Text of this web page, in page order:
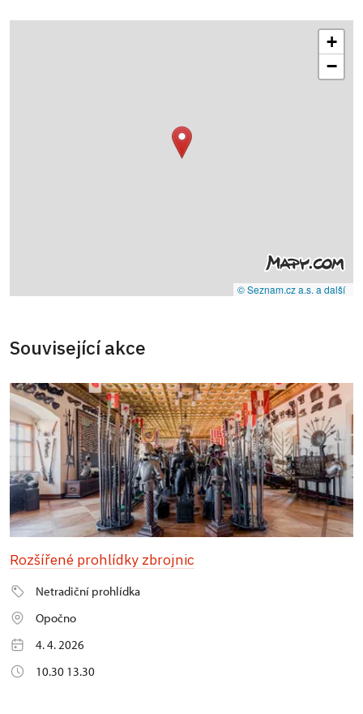
+
−
© Seznam.cz a.s. a další
Související akce
Rozšířené prohlídky zbrojnic
Netradiční prohlídka
Opočno
4. 4. 2026
10.30 13.30